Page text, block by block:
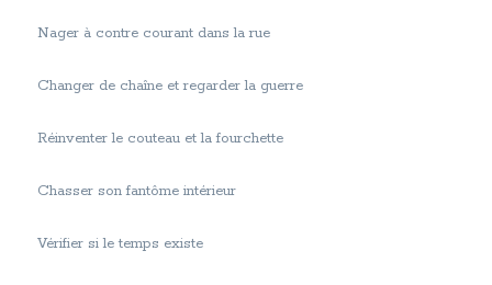
Nager à contre courant dans la rue
Changer de chaîne et regarder la guerre
Réinventer le couteau et la fourchette
Chasser son fantôme intérieur
Vérifier si le temps existe